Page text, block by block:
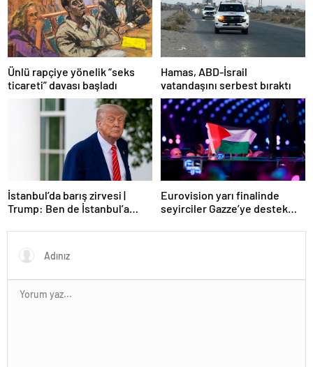
Ünlü rapçiye yönelik “seks
ticareti” davası başladı
Hamas, ABD-İsrail
vatandaşını serbest bıraktı
İstanbul’da barış zirvesi |
Trump: Ben de İstanbul’a
Eurovision yarı finalinde
seyirciler Gazze’ye destek